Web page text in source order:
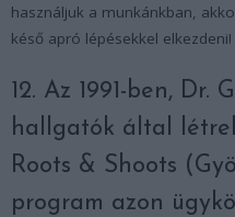
használjuk a munkánkban,
késő apró lépésekkel elkezdeni!
12. Az 1991-ben,
hallgatók által
Roots & Shoots
program azon